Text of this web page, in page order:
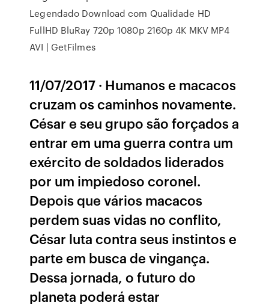
Legendado Download com Qualidade HD
FullHD BluRay 720p 1080p 2160p 4K MKV MP4
AVI | GetFilmes
11/07/2017 · Humanos e macacos
cruzam os caminhos novamente.
César e seu grupo são forçados a
entrar em uma guerra contra um
exército de soldados liderados
por um impiedoso coronel.
Depois que vários macacos
perdem suas vidas no conflito,
César luta contra seus instintos e
parte em busca de vingança.
Dessa jornada, o futuro do
planeta poderá estar